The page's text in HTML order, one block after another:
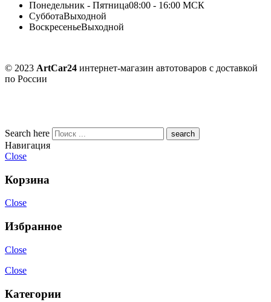
Понедельник - Пятница08:00 - 16:00 МСК
СубботаВыходной
ВоскресеньеВыходной
© 2023 ArtCar24 интернет-магазин автотоваров с доставкой
по России
Search here
Навигация
Close
Корзина
Close
Избранное
Close
Close
Категории